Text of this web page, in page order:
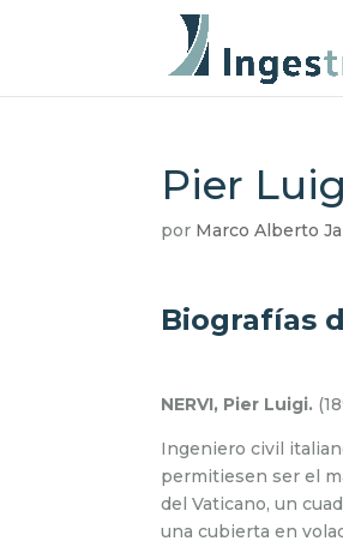
Pier
por Marco Alberto
Biografías
NERVI, Pier Luigi.
Ingeniero civil
permitiesen ser el
del Vaticano, un
una cubierta en